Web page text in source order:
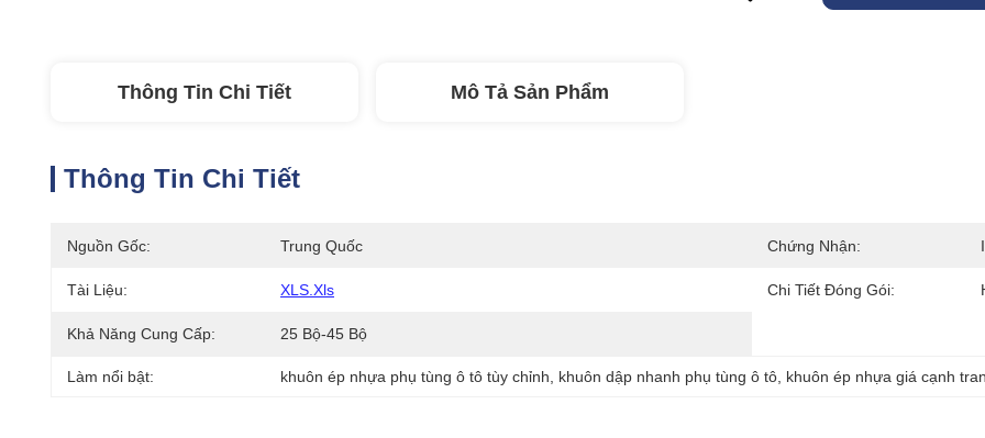
Thông Tin Chi Tiết Mô Tả Sản Phẩm
Thông Tin Chi Tiết
Nguồn Gốc: Trung Quốc Chứng Nhận:
Tài Liệu: XLS.xls Chi Tiết Đóng Gói:
Khả Năng Cung Cấp: 25 Bộ-45 Bộ
Làm nổi bật: khuôn ép nhựa phụ tùng ô tô tùy chỉnh khuôn dập nhanh phụ tùng ô tô khuôn ép nhựa giá cạnh